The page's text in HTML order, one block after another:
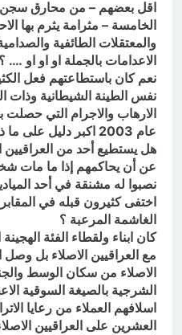
الخامسة – مثرامة يثرم بها
والمعتقلات الطائفية والصدامية
الاعدامات بالجملة او او او …. ؟؟!
نعم كان باستطاعتهم فعل الكثير
نفس الطينة الشيطانية وذات
الارهاب والاجرام التي حصلت
عام 2003 اكبر دليل على ما ذهبنا اليه انفا .
هل يستطيع أحد من العراقيين
عن أن يحاكمهم إذا ما مات شخص
نصبوا له مشنقة في أحد الميادين
اختفى كثيرون قبله في
الغاشمة المرعبة ؟
كان ابناء ولقطاء الفئة الهجينة
مع العراقيين الاصلاء بل وصل
الاصلاء من سكان الوسط
الشرجية بالصيغة السوقية
اسلافهم العملاء من رعايا
العشرين على العراقيين